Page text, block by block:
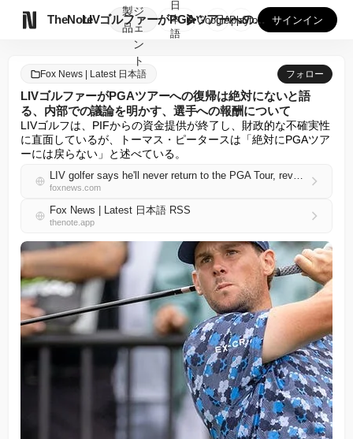
TheNote
製
品
ジ
ェ
ン
ト
LIVゴルファーがPGAツアーへの復帰は絶対にないと語る、内...
日
本
語
GooglePlay
AppStore サインイン
Fox News | Latest 日本語 フォロー
LIVゴルファーがPGAツアーへの復帰は絶対にないと語
る、内部での議論を明かす、選手への報酬について
LIVゴルフは、PIFからの資金提供が終了し、財政的な不確実性
に直面しているが、トーマス・ピータースは「絶対にPGAツア
ーには戻らない」と述べている。
LIV golfer says he'll never return to the PGA Tour, reveals internal discussions, whether players were paid
foxnews.com
Fox News | Latest 日本語 RSS
thenote.app